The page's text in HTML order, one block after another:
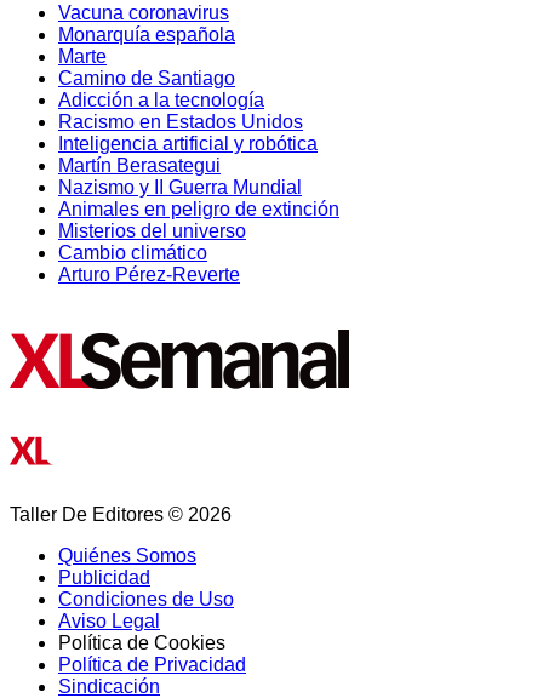
Vacuna coronavirus
Monarquía española
Marte
Camino de Santiago
Adicción a la tecnología
Racismo en Estados Unidos
Inteligencia artificial y robótica
Martín Berasategui
Nazismo y II Guerra Mundial
Animales en peligro de extinción
Misterios del universo
Cambio climático
Arturo Pérez-Reverte
Taller De Editores © 2026
Quiénes Somos
Publicidad
Condiciones de Uso
Aviso Legal
Política de Cookies
Política de Privacidad
Sindicación